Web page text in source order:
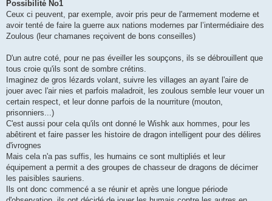
Possibilité No1
Ceux ci peuvent, par exemple, avoir pris peur de l'armement moderne et
avoir tenté de faire la guerre aux nations modernes par l’intermédiaire des
Zoulous (leur chamanes reçoivent de bons conseilles)
D'un autre coté, pour ne pas éveiller les soupçons, ils se débrouillent que
tous croie qu'ils sont de sombre crétins.
Imaginez de gros lézards volant, suivre les villages an ayant l'aire de
jouer avec l'air nies et parfois maladroit, les zoulous semble leur vouer un
certain respect, et leur donne parfois de la nourriture (mouton,
prisonniers...)
C'est aussi pour cela qu'ils ont donné le Wishk aux hommes, pour les
abêtirent et faire passer les histoire de dragon intelligent pour des délires
d'ivrognes
Mais cela n'a pas suffis, les humains ce sont multipliés et leur
équipement a permit a des groupes de chasseur de dragons de décimer
les paisibles sauriens.
Ils ont donc commencé a se réunir et après une longue période